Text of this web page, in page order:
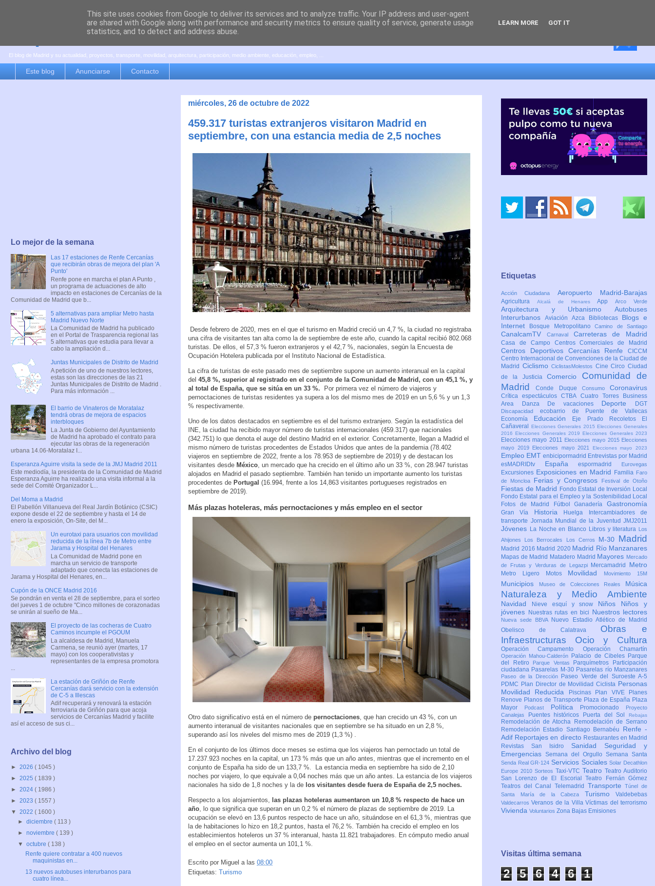
es por madrid
El blog de Madrid y su actualidad, proyectos, transporte, movilidad, arquitectura, participación, medio ambiente, educación, empleo, ...
Este blog Anunciarse Contacto
miércoles, 26 de octubre de 2022
459.317 turistas extranjeros visitaron Madrid en
septiembre, con una estancia media de 2,5 noches
Desde febrero de 2020, mes en el que el turismo en Madrid creció un 4,7 %, la ciudad no registraba
una cifra de visitantes tan alta como la de septiembre de este año, cuando la capital recibió 802.068
turistas. De ellos, el 57,3 % fueron extranjeros y el 42,7 %, nacionales, según la Encuesta de
Ocupación Hotelera publicada por el Instituto Nacional de Estadística.
La cifra de turistas de este pasado mes de septiembre supone un aumento interanual en la capital
del 45,8 %, superior al registrado en el conjunto de la Comunidad de Madrid, con un 45,1 %, y
al total de España, que se sitúa en un 33 %. Por primera vez el número de viajeros y
pernoctaciones de turistas residentes ya supera a los del mismo mes de 2019 en un 5,6 % y un 1,3
% respectivamente.
Uno de los datos destacados en septiembre es el del turismo extranjero. Según la estadística del
INE, la ciudad ha recibido mayor número de turistas internacionales (459.317) que nacionales
(342.751) lo que denota el auge del destino Madrid en el exterior. Concretamente, llegan a Madrid el
mismo número de turistas procedentes de Estados Unidos que antes de la pandemia (78.402
viajeros en septiembre de 2022, frente a los 78.953 de septiembre de 2019) y de destacan los
visitantes desde México , un mercado que ha crecido en el último año un 33 %, con 28.947 turistas
alojados en Madrid el pasado septiembre. También han tenido un importante aumento los turistas
procedentes de Portugal (16.994, frente a los 14,863 visitantes portugueses registrados en
septiembre de 2019).
Más plazas hoteleras, más pernoctaciones y más empleo en el sector
Otro dato significativo está en el número de pernoctaciones , que han crecido un 43 %, con un
aumento interanual de visitantes nacionales que en septiembre se ha situado en un 2,8 %,
superando así los niveles del mismo mes de 2019 (1,3 %) .
En el conjunto de los últimos doce meses se estima que los viajeros han pernoctado un total de
17.237.923 noches en la capital, un 173 % más que un año antes, mientras que el incremento en el
conjunto de España ha sido de un 133,7 %. La estancia media en septiembre ha sido de 2,10
noches por viajero, lo que equivale a 0,04 noches más que un año antes. La estancia de los viajeros
nacionales ha sido de 1,8 noches y la de los visitantes desde fuera de España de 2,5 noches.
Respecto a los alojamientos,
las plazas hoteleras aumentaron un 10,8 % respecto de hace un
año , lo que significa que superan en un 0,2 % el número de plazas de septiembre de 2019. La
ocupación se elevó en 13,6 puntos respecto de hace un año, situándose en el 61,3 %, mientras que
la de habitaciones lo hizo en 18,2 puntos, hasta el 76,2 %. También ha crecido el empleo en los
establecimientos hoteleros un 37 % interanual, hasta 11.821 trabajadores. En cómputo medio anual
el empleo en el sector aumenta un 101,1 %.
Escrito por Miguel a las 08:00
Etiquetas: Turismo
Lo mejor de la semana
Las 17 estaciones de Renfe Cercanías
que recibirán obras de mejora del plan 'A
Punto'
Renfe pone en marcha el plan A Punto ,
un programa de actuaciones de alto
impacto en estaciones de Cercanías de la
Comunidad de Madrid que b...
5 alternativas para ampliar Metro hasta
Madrid Nuevo Norte
La Comunidad de Madrid ha publicado
en el Portal de Trasparencia regional las
5 alternativas que estudia para llevar a
cabo la ampliación d...
Juntas Municipales de Distrito de Madrid
A petición de uno de nuestros lectores,
estas son las direcciones de las 21
Juntas Municipales de Distrito de Madrid .
Para más información ...
El barrio de Vinateros de Moratalaz
tendrá obras de mejora de espacios
interbloques
La Junta de Gobierno del Ayuntamiento
de Madrid ha aprobado el contrato para
ejecutar las obras de la regeneración
urbana 14.06-Moratalaz I...
Esperanza Aguirre visita la sede de la JMJ Madrid 2011
Este mediodía, la presidenta de la Comunidad de Madrid
Esperanza Aguirre ha realizado una visita informal a la
sede del Comité Organizador L...
Del Moma a Madrid
El Pabellón Villanueva del Real Jardín Botánico (CSIC)
expone desde el 22 de septiembre y hasta el 14 de
enero la exposición, On-Site, del M...
Un eurotaxi para usuarios con movilidad
reducida de la línea 7b de Metro entre
Jarama y Hospital del Henares
La Comunidad de Madrid pone en
marcha un servicio de transporte
adaptado que conecta las estaciones de
Jarama y Hospital del Henares, en...
Cupón de la ONCE Madrid 2016
Se pondrán en venta el 28 de septiembre, para el sorteo
del jueves 1 de octubre "Cinco millones de corazonadas
se unirán al sueño de Ma...
El proyecto de las cocheras de Cuatro
Caminos incumple el PGOUM
La alcaldesa de Madrid, Manuela
Carmena, se reunió ayer (martes, 17
mayo) con los cooperativistas y
representantes de la empresa promotora
La estación de Griñón de Renfe
Cercanías dará servicio con la extensión
de C-5 a Illescas
Adif recuperará y renovará la estación
ferroviaria de Griñón para que acoja
servicios de Cercanías Madrid y facilite
así el acceso de sus ci...
Archivo del blog
► 2026 ( 1045 )
► 2025 ( 1839 )
► 2024 ( 1986 )
► 2023 ( 1557 )
▼ 2022 ( 1600 )
►diciembre( 113 )
►noviembre( 139 )
▼octubre( 138 )
Renfe quiere contratar a 400 nuevos
maquinistas en...
13 nuevos autobuses interurbanos para
cuatro línea...
Etiquetas
Acción Ciudadana Aeropuerto Madrid-Barajas
Agricultura Alcalá de HenaresAppArco Verde
Arquitectura y Urbanismo Autobuses
Interurbanos Aviación Azca Bibliotecas Blogs e
Internet
Bosque MetropolitanoCamino de Santiago
CanalcamTV Carnaval Carreteras de Madrid
Casa de Campo Centros Comerciales de Madrid
Centros Deportivos Cercanías Renfe CICCM
Centro Internacional de Convenciones de la Ciudad de
Madrid CiclismoCiclistasMolestos CineCircoCiudad
de la JusticiaComercio Comunidad de
MadridConde Duque Consumo Coronavirus
Crítica espectáculosCTBA Cuatro Torres Business
Area
Danza De vacaciones Deporte DGT
Discapacidad ecobarrio de Puente de Vallecas
Economía Educación Eje Prado Recoletos
El
Cañaveral
Elecciones Generales 2015 Elecciones Generales
2016 Elecciones Generales 2019 Elecciones Generales 2023
Elecciones mayo 2011 Elecciones mayo 2015 Elecciones
mayo 2019
Elecciones mayo 2021 Elecciones mayo 2023
Empleo EMT enbicipormadrid Entrevistas por Madrid
esMADRIDtv Españaespormadrid Eurovegas
Excursiones Exposiciones en Madrid Familia Faro
de Moncloa
Ferias y Congresos Festival de Otoño
Fiestas de Madrid Fondo Estatal de Inversión Local
Fondo Estatal para el Empleo y la Sostenibilidad Local
Fotos de Madrid
FútbolGanaderíaGastronomía
Gran Vía Historia Huelga
Intercambiadores de
transporte Jornada Mundial de la Juventud JMJ2011
Jóvenes La Noche en Blanco Libros y literatura
Los
Ahijones
Los Berrocales Los Cerros M-30 Madrid
Madrid 2016 Madrid 2020 Madrid Río Manzanares
Mapas de Madrid Matadero Madrid Mayores Mercado
de Frutas y Verduras de Legazpi
Mercamadrid Metro
Metro Ligero Motos Movilidad Movimiento 15M
Municipios Museo de Colecciones Reales Música
Naturaleza y Medio Ambiente
Navidad Nieve esquí y snow Niños Niños y
jóvenes
Nuestras rutas en bici Nuestros lectores
Nueva sede BBVA
Nuevo Estadio Atlético de Madrid
Obelisco de Calatrava Obras e
Infraestructuras Ocio y Cultura
Operación Campamento Operación Chamartín
Operación Mahou-Calderón Palacio de Cibeles Parque
del Retiro
Parque Ventas Parquímetros
Participación
ciudadana Pasarelas M-30 Pasarelas río Manzanares
Paseo de la Dirección
Paseo Verde del Suroeste A-5
PDMC Plan Director de Movilidad Ciclista Personas
Movilidad Reducida
Piscinas Plan VIVE
Planes
Renove Planos de Transporte Plaza de España Plaza
Mayor
Podcast Política Promocionado
Proyecto
Canalejas
Puentes históricos Puerta del Sol Rebajas
Remodelación de Atocha
Remodelación de Serrano
Remodelación Estadio Santiago Bernabéu Renfe -
Adif Reportajes en directo Restaurantes en Madrid
Revistas San Isidro Sanidad Seguridad y
Emergencias Semana del Orgullo Semana Santa
Senda Real GR-124 Servicios SocialesSolar Decathlon
Europe 2010 Sorteos Taxi-VTC Teatro Teatro Auditorio
San Lorenzo de El EscorialTeatro Fernán Gómez
Teatros del Canal Telemadrid TransporteTúnel de
Santa María de la Cabeza Turismo Valdebebas
ValdecarrosVeranos de la VillaVíctimas del terrorismo
Vivienda Voluntarios Zona Bajas Emisiones
Visitas última semana
2 5 6 4 6 1
This site uses cookies from Google to deliver its services and to analyze traffic. Your IP address and user-agent
are shared with Google along with performance and security metrics to ensure quality of service, generate usage
statistics, and to detect and address abuse.
LEARN MORE GOT IT